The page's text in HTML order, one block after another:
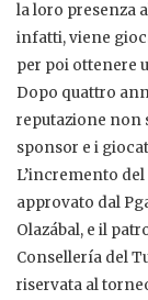
la loro presenza
infatti, viene
per poi ottenere
Dopo quattro
reputazione non
sponsor e i
L’incremento
approvato dal
Olazábal, e il
Consellería del
riservata al